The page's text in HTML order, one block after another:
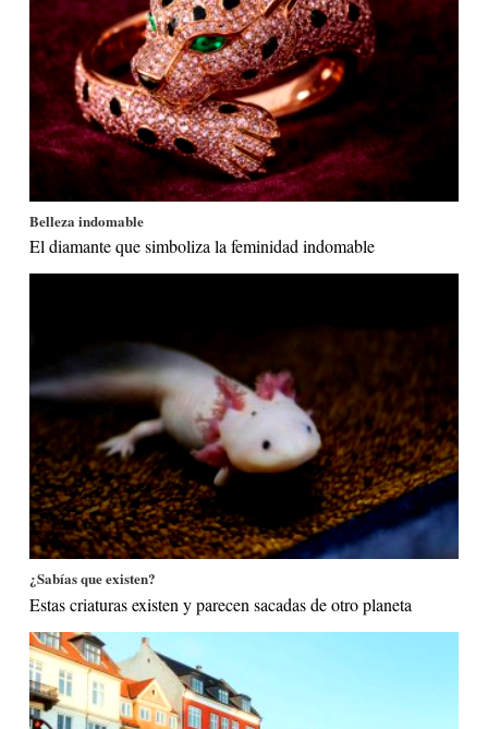
Belleza indomable
El diamante que simboliza la feminidad indomable
¿Sabías que existen?
Estas criaturas existen y parecen sacadas de otro planeta